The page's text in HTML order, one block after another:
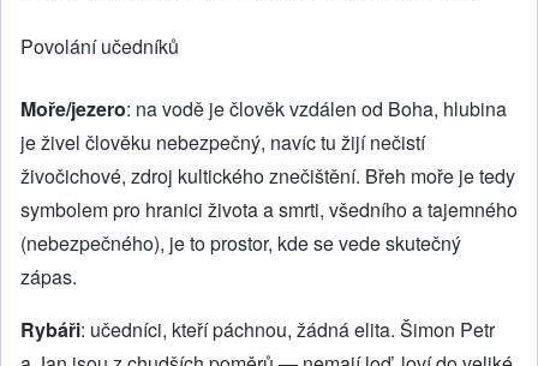
Povolání učedníků
Moře/jezero: na vodě je člověk vzdálen od Boha, hlubina
je živel člověku nebezpečný, navíc tu žijí nečistí
živočichové, zdroj kultického znečištění. Břeh moře je tedy
symbolem pro hranici života a smrti, všedního a tajemného
(nebezpečného), je to prostor, kde se vede skutečný
zápas.
Rybáři: učedníci, kteří páchnou, žádná elita. Šimon Petr